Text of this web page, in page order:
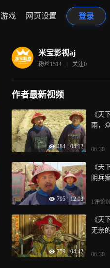
游戏 网页设置 登录
米宝影视aj
粉丝1514 | 关注0
作者最新视频
484 04:12
《天
雨，
06-30
795 | 12:03
《天
阴兵
1评论
759 | 04:42
《天
无奈
06-30